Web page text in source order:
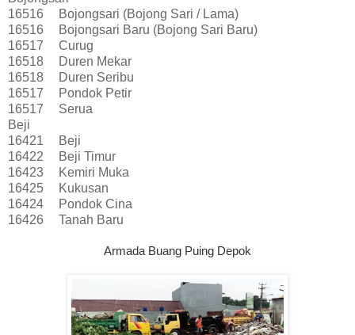
16516
Bojongsari (Bojong Sari / Lama)
16516
Bojongsari Baru (Bojong Sari Baru)
16517
Curug
16518
Duren Mekar
16518
Duren Seribu
16517
Pondok Petir
16517
Serua
Beji
16421
Beji
16422
Beji Timur
16423
Kemiri Muka
16425
Kukusan
16424
Pondok Cina
16426
Tanah Baru
Armada Buang Puing Depok